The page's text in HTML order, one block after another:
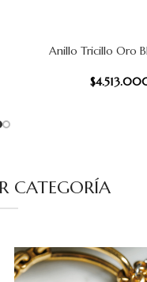
AÑADIR AL CARRITO
Anillo Tricillo Oro
$
CATEGORÍA